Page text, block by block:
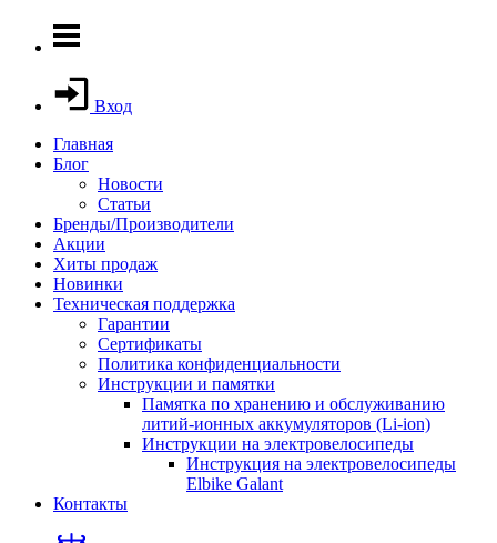
Вход
Главная
Блог
Новости
Статьи
Бренды/Производители
Акции
Хиты продаж
Новинки
Техническая поддержка
Гарантии
Сертификаты
Политика конфиденциальности
Инструкции и памятки
Памятка по хранению и обслуживанию
литий-ионных аккумуляторов (Li-ion)
Инструкции на электровелосипеды
Инструкция на электровелосипеды
Elbike Galant
Контакты